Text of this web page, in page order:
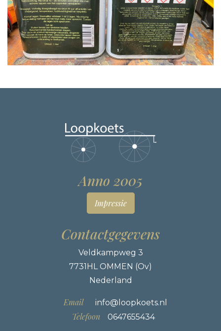
Anno 2005
Impressie
Contactgegevens
Veldkampweg 3
7731HL OMMEN (Ov)
Nederland
Email info@loopkoets.nl
Telefoon 0647655434